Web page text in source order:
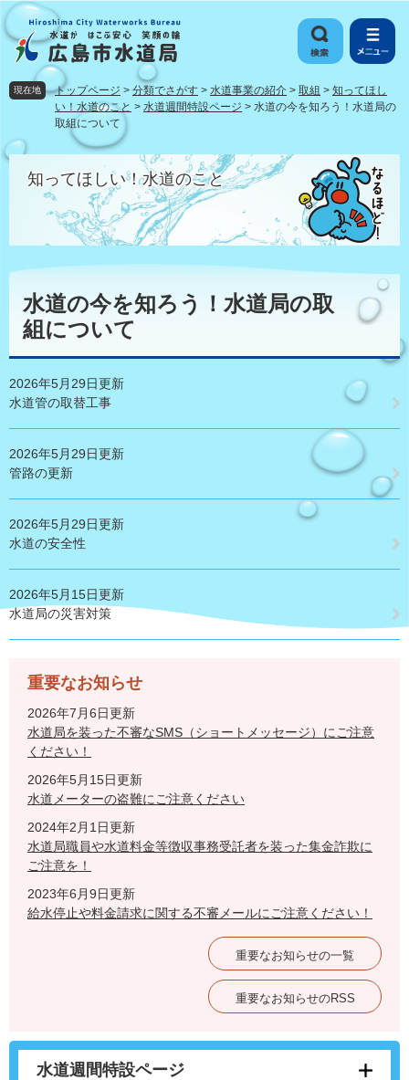
ペ
ー
先
す
。
メ
ニ
を
し
て
現在地 トップページ > 分類でさがす > 水道事業の紹介 > 取組 > 知ってほし
い！水道のこと > 水道週間特設ページ > 水道の今を知ろう！水道局の
取組について
知ってほしい！水道のこと
本
水道の今を知ろう！水道局の取
組について
2026年5月29日更新
水道管の取替工事
2026年5月29日更新
管路の更新
2026年5月29日更新
水道の安全性
2026年5月15日更新
水道局の災害対策
重要なお知らせ
2026年7月6日更新
水道局を装った不審なSMS（ショートメッセージ）にご注意
ください！
2026年5月15日更新
水道メーターの盗難にご注意ください
2024年2月1日更新
水道局職員や水道料金等徴収事務受託者を装った集金詐欺に
ご注意を！
2023年6月9日更新
給水停止や料金請求に関する不審メールにご注意ください！
重要なお知らせの一覧
重要なお知らせのRSS
水道週間特設ページ